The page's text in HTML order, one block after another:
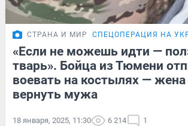
СТРАНА И МИР СПЕЦОПЕРАЦИЯ НА
«Если не можешь идти —
тварь». Бойца из Тюмени
воевать на костылях —
вернуть мужа
18 января, 2025, 11:30 6 214 1